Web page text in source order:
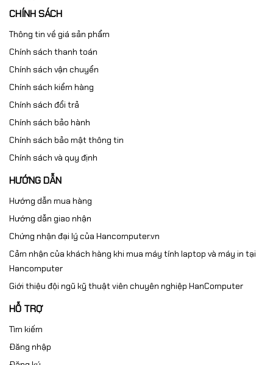
CHÍNH SÁCH
Thông tin về giá sản phẩm
Chính sách thanh toán
Chính sách vận chuyển
Chính sách kiểm hàng
Chính sách đổi trả
Chính sách bảo hành
Chính sách bảo mật thông tin
Chính sách và quy định
HƯỚNG DẪN
Hướng dẫn mua hàng
Hướng dẫn giao nhận
Chứng nhận đại lý của Hancomputer.vn
Cảm nhận của khách hàng khi mua máy tính laptop và máy in tại
Hancomputer
Giới thiệu đội ngũ kỹ thuật viên chuyên nghiệp HanComputer
HỖ TRỢ
Tìm kiếm
Đăng nhập